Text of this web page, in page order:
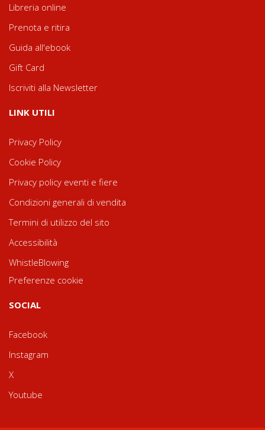
Libreria online
Prenota e ritira
Guida all'ebook
Gift Card
Iscriviti alla Newsletter
LINK UTILI
Privacy Policy
Cookie Policy
Privacy policy eventi e fiere
Condizioni generali di vendita
Termini di utilizzo del sito
Accessibilità
WhistleBlowing
Preferenze cookie
SOCIAL
Facebook
Instagram
X
Youtube